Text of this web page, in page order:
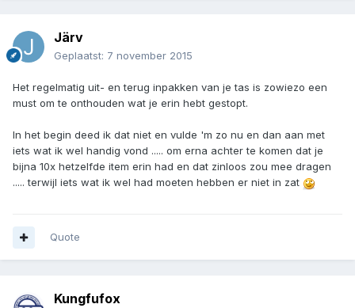
Järv
Geplaatst: 7 november 2015
Het regelmatig uit- en terug inpakken van je tas is zowiezo een
must om te onthouden wat je erin hebt gestopt.
In het begin deed ik dat niet en vulde 'm zo nu en dan aan met
iets wat ik wel handig vond ..... om erna achter te komen dat je
bijna 10x hetzelfde item erin had en dat zinloos zou mee dragen
..... terwijl iets wat ik wel had moeten hebben er niet in zat
Quote
Kungfufox